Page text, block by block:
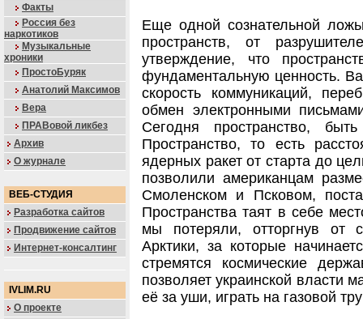
Факты
Россия без
наркотиков
Музыкальные
хроники
ПростоБуряк
Анатолий Максимов
Вера
ПРАВовой ликбез
Архив
О журнале
ВЕБ-СТУДИЯ
Разработка сайтов
Продвижение сайтов
Интернет-консалтинг
IVLIM.RU
О проекте
Еще одной сознательной
пространств, от
утверждение, что
фундаментальную ценность.
скорость коммуникаций,
обмен электронными
Сегодня пространство,
Пространство, то есть
ядерных ракет от старта до
позволили американцам
Смоленском и Псковом,
Пространства таят в себе
мы потеряли, отторгнув от
Арктики, за которые
стремятся космические
позволяет украинской власти
её за уши, играть на газовой